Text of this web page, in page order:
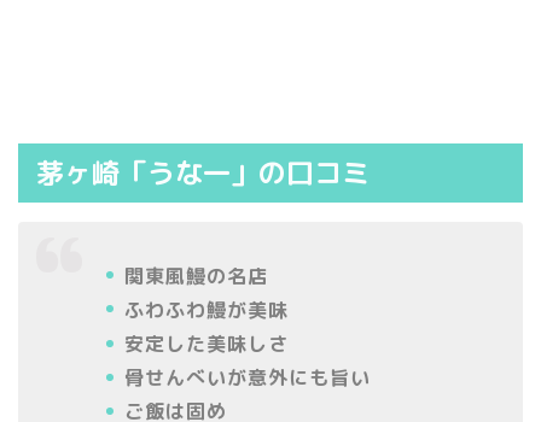
茅ヶ崎「うな一」の口コミ
関東風鰻の名店
ふわふわ鰻が美味
安定した美味しさ
骨せんべいが意外にも旨い
ご飯は固め